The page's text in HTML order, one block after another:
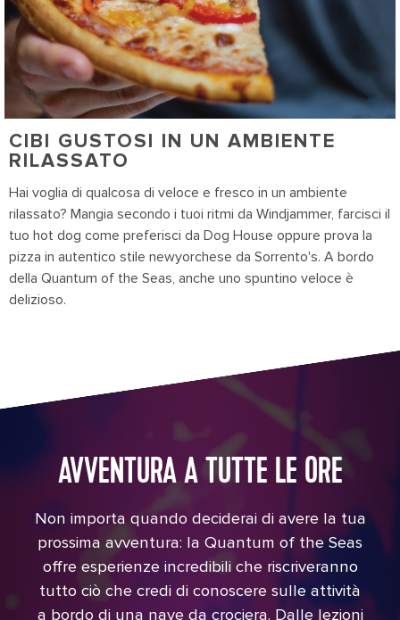
CIBI GUSTOSI IN UN AMBIENTE
RILASSATO
Hai voglia di qualcosa di veloce e fresco in un ambiente
rilassato? Mangia secondo i tuoi ritmi da Windjammer, farcisci il
tuo hot dog come preferisci da Dog House oppure prova la
pizza in autentico stile newyorchese da Sorrento's. A bordo
della Quantum of the Seas, anche uno spuntino veloce è
delizioso.
AVVENTURA A TUTTE LE ORE
Non importa quando deciderai di avere la tua
prossima avventura: la Quantum of the Seas
offre esperienze incredibili che riscriveranno
tutto ciò che credi di conoscere sulle attività
a bordo di una nave da crociera. Dalle lezioni